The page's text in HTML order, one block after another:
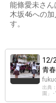
能條愛未さ
木坂46への
す。
12/
青
出典
園」 -